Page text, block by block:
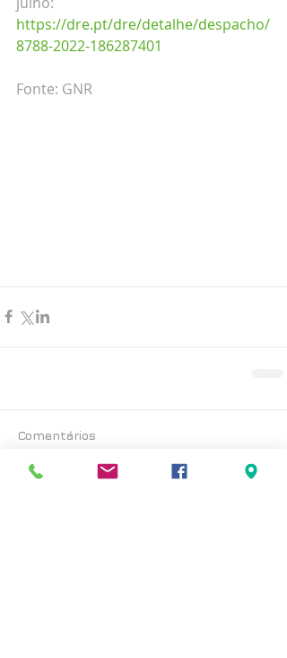
https://dre.pt/dre/detalhe/despacho/
8788-2022-186287401
Fonte: GNR
Comentários